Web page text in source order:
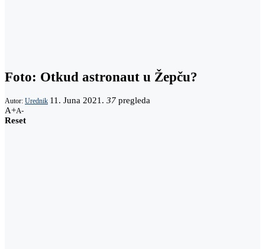
Foto: Otkud astronaut u Žepču?
Autor: Urednik 11. Juna 2021. 37 pregleda
A+A-
Reset